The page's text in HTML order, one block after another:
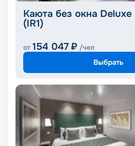
Каюта без окна Deluxe
(IR1)
от 154 047 ₽ /чел
Выбрать